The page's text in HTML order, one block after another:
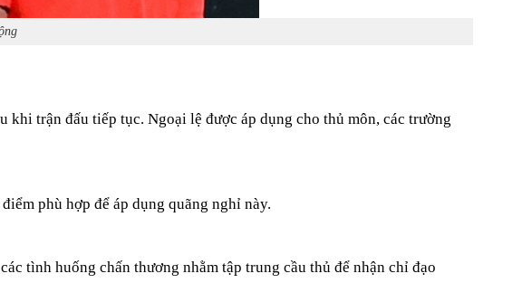
khi trận đấu tiếp tục. Ngoại lệ được áp dụng cho thủ môn, các trường
phù hợp để áp dụng quãng nghỉ này.
tình huống chấn thương nhằm tập trung cầu thủ để nhận chỉ đạo